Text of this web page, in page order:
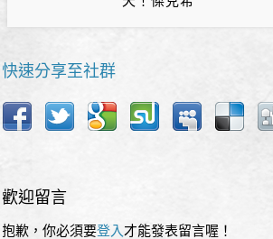
快速分享至社群
歡迎留言
抱歉，你必須要登入 才能發表留言喔！